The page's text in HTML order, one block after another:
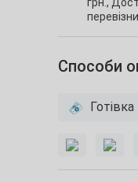
грн.,
Способи
Готівка